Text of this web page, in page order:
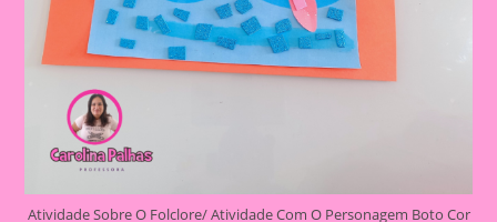
Atividade Sobre O Folclore/ Atividade Com O Personagem Boto Cor